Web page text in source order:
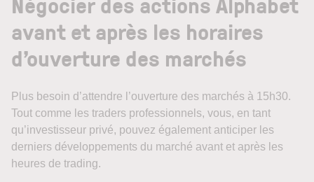
avant et après les horaires
d’ouverture des marchés
Plus besoin d’attendre l’ouverture des marchés à 15h30.
Tout comme les traders professionnels, vous, en tant
qu’investisseur privé, pouvez également anticiper les
derniers développements du marché avant et après les
heures de trading.